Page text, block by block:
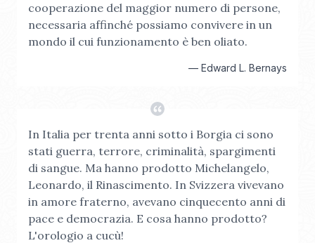
cooperazione del maggior numero di persone,
necessaria affinché possiamo convivere in un
mondo il cui funzionamento è ben oliato.
— Edward L. Bernays
In Italia per trenta anni sotto i Borgia ci sono
stati guerra, terrore, criminalità, spargimenti
di sangue. Ma hanno prodotto Michelangelo,
Leonardo, il Rinascimento. In Svizzera vivevano
in amore fraterno, avevano cinquecento anni di
pace e democrazia. E cosa hanno prodotto?
L'orologio a cucù!